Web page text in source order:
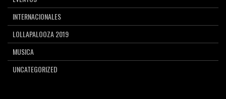
INTERNACIONALES
LOLLAPALOOZA 2019
MUSICA
UNCATEGORIZED